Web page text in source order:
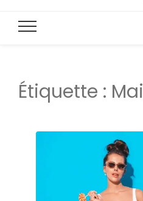
Étiquette :